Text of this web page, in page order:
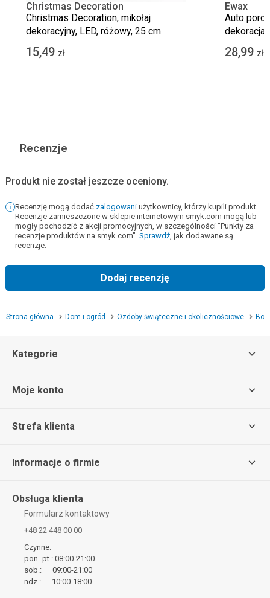
Christmas Decoration
Christmas Decoration, mikołaj
dekoracyjny, LED, różowy, 25 cm
15,49 zł
Ewax
Auto
dekoracja
28,99 zł
Recenzje
Produkt nie został jeszcze oceniony.
Recenzję mogą dodać zalogowani użytkownicy, którzy kupili produkt.
Recenzje zamieszczone w sklepie internetowym smyk.com mogą lub
mogły pochodzić z akcji promocyjnych, w szczególności "Punkty za
recenzje produktów na smyk.com". Sprawdź, jak dodawane są
recenzje.
Dodaj recenzję
Strona główna Dom i ogród Ozdoby świąteczne i okolicznościowe
Kategorie
Moje konto
Strefa klienta
Informacje o firmie
Obsługa klienta
Formularz kontaktowy
+48 22 448 00 00
Czynne:
pon.-pt.: 08:00-21:00
sob.: 09:00-21:00
ndz.: 10:00-18:00